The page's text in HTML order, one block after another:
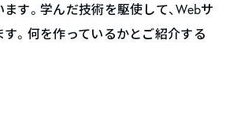
す。学んだ技術を駆使して、Webサ
。何を作っているかとご紹介する